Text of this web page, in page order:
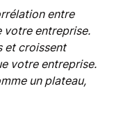
entre
votre entreprise.
et croissent
votre entreprise.
un plateau,